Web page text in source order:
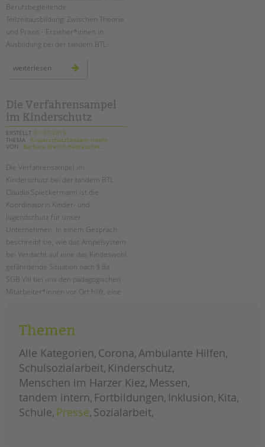
Berufsbegleitende
Teilzeitausbildung: Zwischen Theorie
und Praxis - Erzieher*innen in
Ausbildung bei der tandem BTL.
weiterlesen berufsbegleitende
teilzeitausbildung
Die Verfahrensampel
im Kinderschutz
ERSTELLT 01.07.2019
THEMA
Kinderschutztandem intern
VON
Barbara Brecht-Hadraschek
Die Verfahrensampel im
Kinderschutz bei der tandem BTL:
Claudia Spieckermann ist die
Koordinatorin Kinder- und
Jugendschutz für unser
Unternehmen. In einem Gespräch
beschreibt sie, wie das Ampelsystem
bei Verdacht auf eine das Kindeswohl
gefährdende Situation nach § 8a
SGB VIII bei uns den pädagogischen
Mitarbeiter*innen vor Ort hilft, eine
im
kinderschutz
Themen
Alle Kategorien Corona Ambulante Hilfen
Schulsozialarbeit Kinderschutz
Menschen im Harzer Kiez Messen
tandem intern Fortbildungen Inklusion Kita
Schule Presse Sozialarbeit